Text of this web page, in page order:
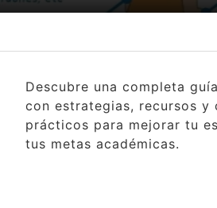
Descubre una completa
con estrategias, recursos y
prácticos para mejorar tu
tus metas académicas.